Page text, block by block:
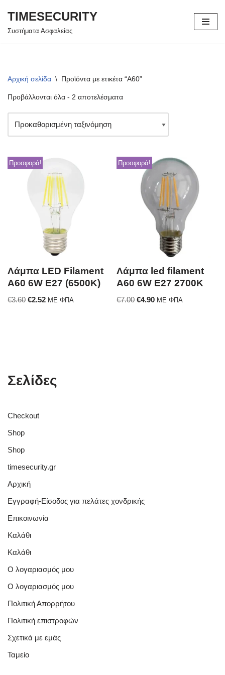
Μεταπηδήστε
TIMESECURITY
Συστήματα Ασφαλείας
Αρχική σελίδα \ Προϊόντα με ετικέτα “A60”
Προβάλλονται όλα - 2 αποτελέσματα
Προσφορά!
Λάμπα LED Filament
A60 6W E27 (6500K)
€3.60 €2.52 ΜΕ ΦΠΑ
Προσφορά!
Λάμπα led filament
A60 6W E27 2700K
€7.00 €4.90 ΜΕ ΦΠΑ
Σελίδες
Checkout
Shop
Shop
timesecurity.gr
Αρχική
Εγγραφή-Είσοδος για πελάτες χονδρικής
Επικοινωνία
Καλάθι
Καλάθι
Ο λογαριασμός μου
Ο λογαριασμός μου
Πολιτική Απορρήτου
Πολιτική επιστροφών
Σχετικά με εμάς
Ταμείο